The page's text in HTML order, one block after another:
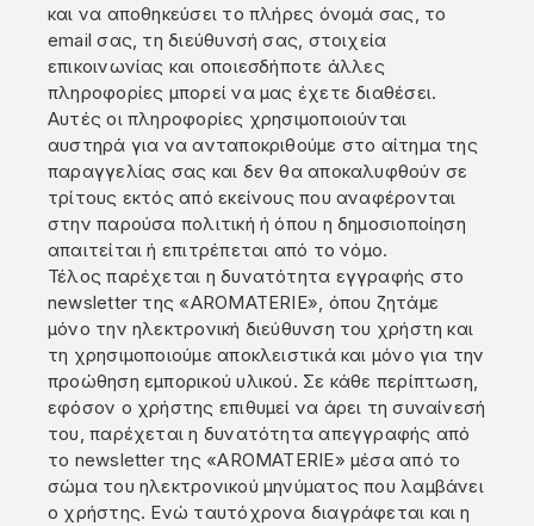
και να αποθηκεύσει το πλήρες όνομά σας, το
email σας, τη διεύθυνσή σας, στοιχεία
επικοινωνίας και οποιεσδήποτε άλλες
πληροφορίες μπορεί να μας έχετε διαθέσει.
Αυτές οι πληροφορίες χρησιμοποιούνται
αυστηρά για να ανταποκριθούμε στο αίτημα της
παραγγελίας σας και δεν θα αποκαλυφθούν σε
τρίτους εκτός από εκείνους που αναφέρονται
στην παρούσα πολιτική ή όπου η δημοσιοποίηση
απαιτείται ή επιτρέπεται από το νόμο.
Τέλος παρέχεται η δυνατότητα εγγραφής στο
newsletter της «AROMATERIE», όπου ζητάμε
μόνο την ηλεκτρονική διεύθυνση του χρήστη και
τη χρησιμοποιούμε αποκλειστικά και μόνο για την
προώθηση εμπορικού υλικού. Σε κάθε περίπτωση,
εφόσον ο χρήστης επιθυμεί να άρει τη συναίνεσή
του, παρέχεται η δυνατότητα απεγγραφής από
το newsletter της «AROMATERIE» μέσα από το
σώμα του ηλεκτρονικού μηνύματος που λαμβάνει
ο χρήστης. Ενώ ταυτόχρονα διαγράφεται και η